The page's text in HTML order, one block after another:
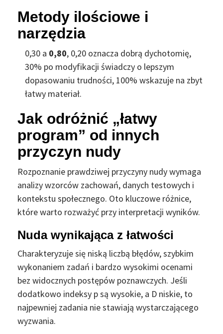
Metody ilościowe i
narzędzia
0,30 a 0,80, 0,20 oznacza dobrą dychotomię,
30% po modyfikacji świadczy o lepszym
dopasowaniu trudności, 100% wskazuje na zbyt
łatwy materiał.
Jak odróżnić „łatwy
program” od innych
przyczyn nudy
Rozpoznanie prawdziwej przyczyny nudy wymaga
analizy wzorców zachowań, danych testowych i
kontekstu społecznego. Oto kluczowe różnice,
które warto rozważyć przy interpretacji wyników.
Nuda wynikająca z łatwości
Charakteryzuje się niską liczbą błędów, szybkim
wykonaniem zadań i bardzo wysokimi ocenami
bez widocznych postępów poznawczych. Jeśli
dodatkowo indeksy p są wysokie, a D niskie, to
najpewniej zadania nie stawiają wystarczającego
wyzwania.